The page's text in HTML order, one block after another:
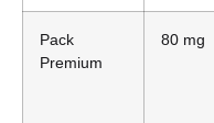
Pack
Premium
80 mg